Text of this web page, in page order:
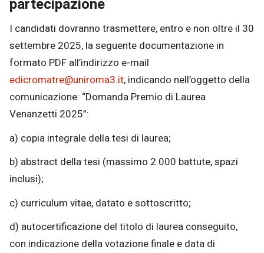
partecipazione
I candidati dovranno trasmettere, entro e non oltre il 30
settembre 2025, la seguente documentazione in
formato PDF all’indirizzo e-mail
edicromatre@uniroma3.it, indicando nell’oggetto della
comunicazione: “Domanda Premio di Laurea
Venanzetti 2025”:
a) copia integrale della tesi di laurea;
b) abstract della tesi (massimo 2.000 battute, spazi
inclusi);
c) curriculum vitae, datato e sottoscritto;
d) autocertificazione del titolo di laurea conseguito,
con indicazione della votazione finale e data di